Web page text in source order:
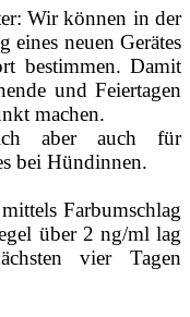
Wir können in der
eines neuen Gerätes
bestimmen. Damit
und Feiertagen
machen.
aber auch für
bei Hündinnen.
Farbumschlag
über 2 ng/ml lag
vier Tagen